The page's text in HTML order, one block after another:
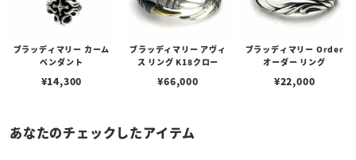
ブラッディマリー カーム
ペンダント
¥14,300
ブラッディマリー アヴィ
ス リング K18クロー
¥66,000
ブラッディマリー Order
オーダー リング
¥22,000
あなたのチェックしたアイテム